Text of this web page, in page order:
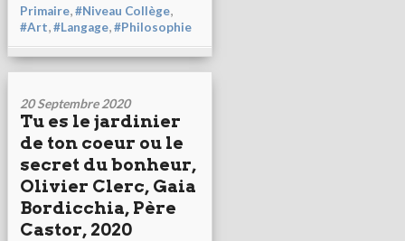
Primaire,#Niveau Collège,
#Art,#Langage,#Philosophie
20 Septembre 2020
Tu es le jardinier
de ton coeur ou le
secret du bonheur,
Olivier Clerc, Gaia
Bordicchia, Père
Castor, 2020